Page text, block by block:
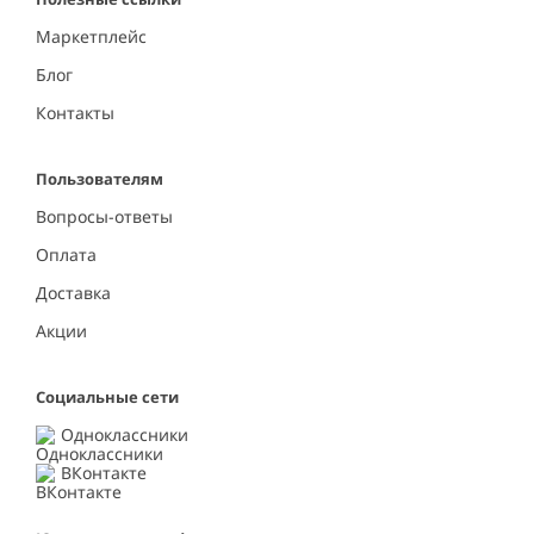
Маркетплейс
Блог
Контакты
Пользователям
Вопросы-ответы
Оплата
Доставка
Акции
Социальные сети
Одноклассники
ВКонтакте